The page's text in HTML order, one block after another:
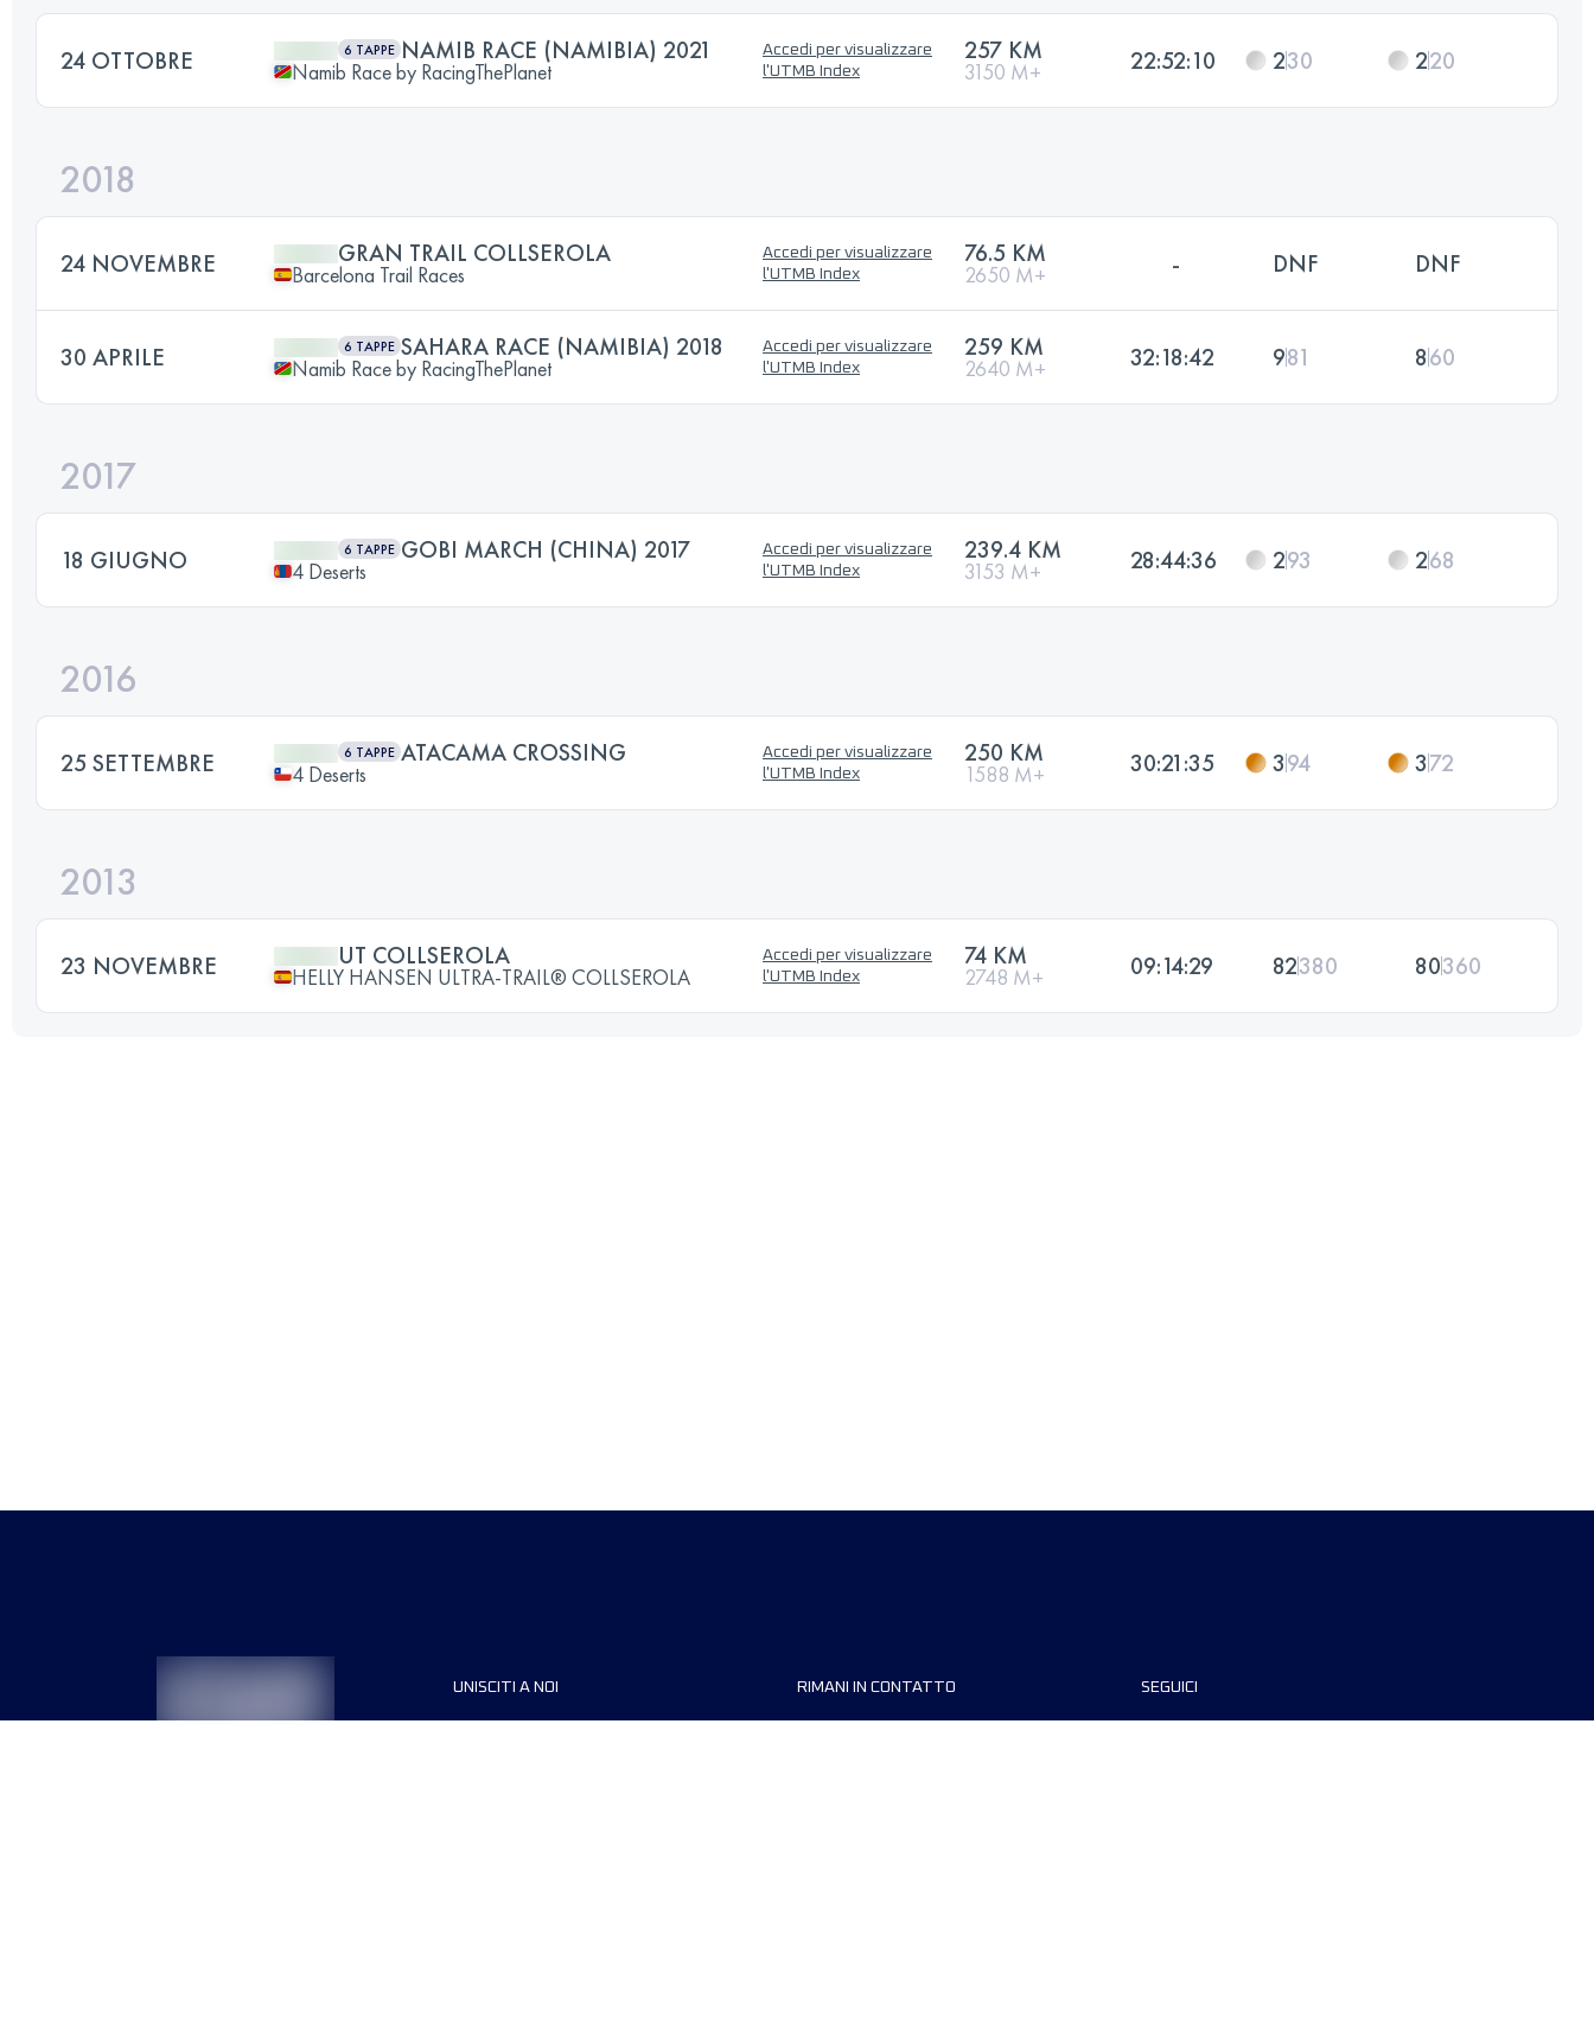
24 OTTOBRE 6 TAPPE NAMIB RACE (NAMIBIA) 2021
Namib Race by RacingThePlanet
Accedi per visualizzare
l'UTMB Index
257 KM
3150 M+ 22:52:10 230 220
2018
24 NOVEMBRE GRAN TRAIL COLLSEROLA
Barcelona Trail Races
Accedi per visualizzare
l'UTMB Index
76.5 KM
2650 M+ - DNF DNF
30 APRILE 6 TAPPE SAHARA RACE (NAMIBIA) 2018
Namib Race by RacingThePlanet
Accedi per visualizzare
l'UTMB Index
259 KM
2640 M+ 32:18:42 981 860
2017
18 GIUGNO 6 TAPPE GOBI MARCH (CHINA) 2017
4 Deserts
Accedi per visualizzare
l'UTMB Index
239.4 KM
3153 M+ 28:44:36 293 268
2016
25 SETTEMBRE 6 TAPPE ATACAMA CROSSING
4 Deserts
Accedi per visualizzare
l'UTMB Index
250 KM
1588 M+ 30:21:35 394 372
2013
23 NOVEMBRE UT COLLSEROLA
HELLY HANSEN ULTRA-TRAIL® COLLSEROLA
Accedi per visualizzare
l'UTMB Index
74 KM
2748 M+ 09:14:29 82380 80360
UNISCITI A NOI RIMANI IN CONTATTO SEGUICI